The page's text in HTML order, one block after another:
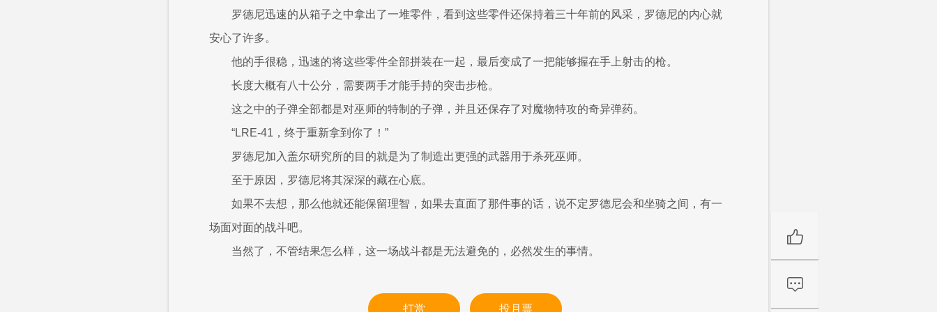
罗德尼迅速的从箱子之中拿出了一堆零件，看到这些零件还保持着三十年前的风采，罗德尼的内心就
安心了许多。
他的手很稳，迅速的将这些零件全部拼装在一起，最后变成了一把能够握在手上射击的枪。
长度大概有八十公分，需要两手才能手持的突击步枪。
这之中的子弹全部都是对巫师的特制的子弹，并且还保存了对魔物特攻的奇异弹药。
“LRE-41，终于重新拿到你了！”
罗德尼加入盖尔研究所的目的就是为了制造出更强的武器用于杀死巫师。
至于原因，罗德尼将其深深的藏在心底。
如果不去想，那么他就还能保留理智，如果去直面了那件事的话，说不定罗德尼会和坐骑之间，有一
场面对面的战斗吧。
当然了，不管结果怎么样，这一场战斗都是无法避免的，必然发生的事情。
打赏 投月票